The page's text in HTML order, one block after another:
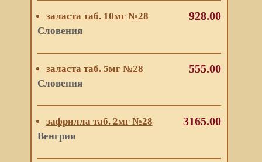
заласта таб. 10мг №28
Словения
928.00
заласта таб. 5мг №28
Словения
555.00
зафрилла таб. 2мг №28
Венгрия
3165.00